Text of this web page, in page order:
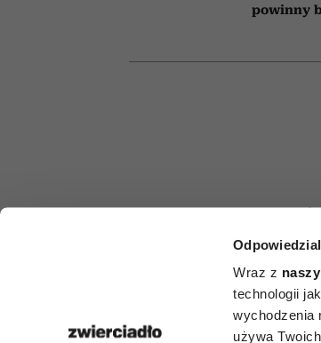
Wraz z
technologii
wychodzenia
używa
powinny